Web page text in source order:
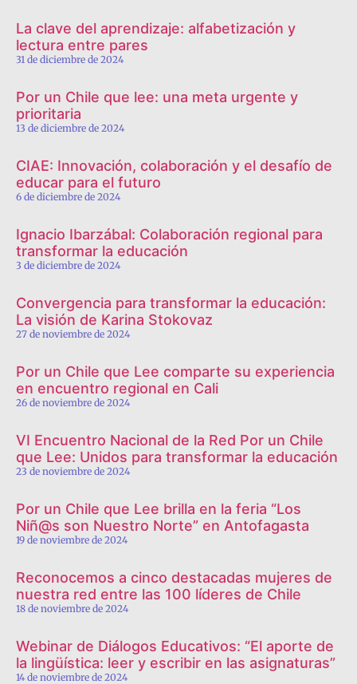
La clave del aprendizaje: alfabetización y
lectura entre pares
31 de diciembre de 2024
Por un Chile que lee: una meta urgente y
prioritaria
13 de diciembre de 2024
CIAE: Innovación, colaboración y el desafío de
educar para el futuro
6 de diciembre de 2024
Ignacio Ibarzábal: Colaboración regional para
transformar la educación
3 de diciembre de 2024
Convergencia para transformar la educación:
La visión de Karina Stokovaz
27 de noviembre de 2024
Por un Chile que Lee comparte su experiencia
en encuentro regional en Cali
26 de noviembre de 2024
VI Encuentro Nacional de la Red Por un Chile
que Lee: Unidos para transformar la educación
23 de noviembre de 2024
Por un Chile que Lee brilla en la feria “Los
Niñ@s son Nuestro Norte” en Antofagasta
19 de noviembre de 2024
Reconocemos a cinco destacadas mujeres de
nuestra red entre las 100 líderes de Chile
18 de noviembre de 2024
Webinar de Diálogos Educativos: “El aporte de
la lingüística: leer y escribir en las asignaturas”
14 de noviembre de 2024